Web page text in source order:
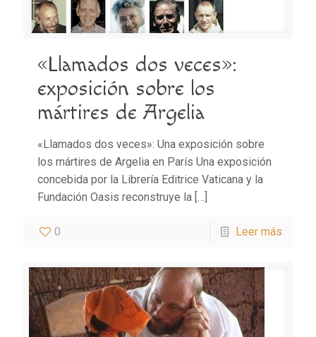
«Llamados dos veces»:
exposición sobre los
mártires de Argelia
«Llamados dos veces»: Una exposición sobre
los mártires de Argelia en París Una exposición
concebida por la Librería Editrice Vaticana y la
Fundación Oasis reconstruye la […]
0 Leer más